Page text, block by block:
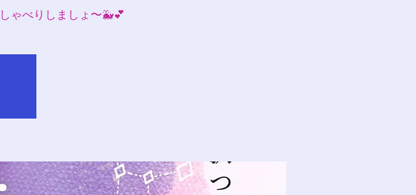
ゃべりしましょ〜🐳💕